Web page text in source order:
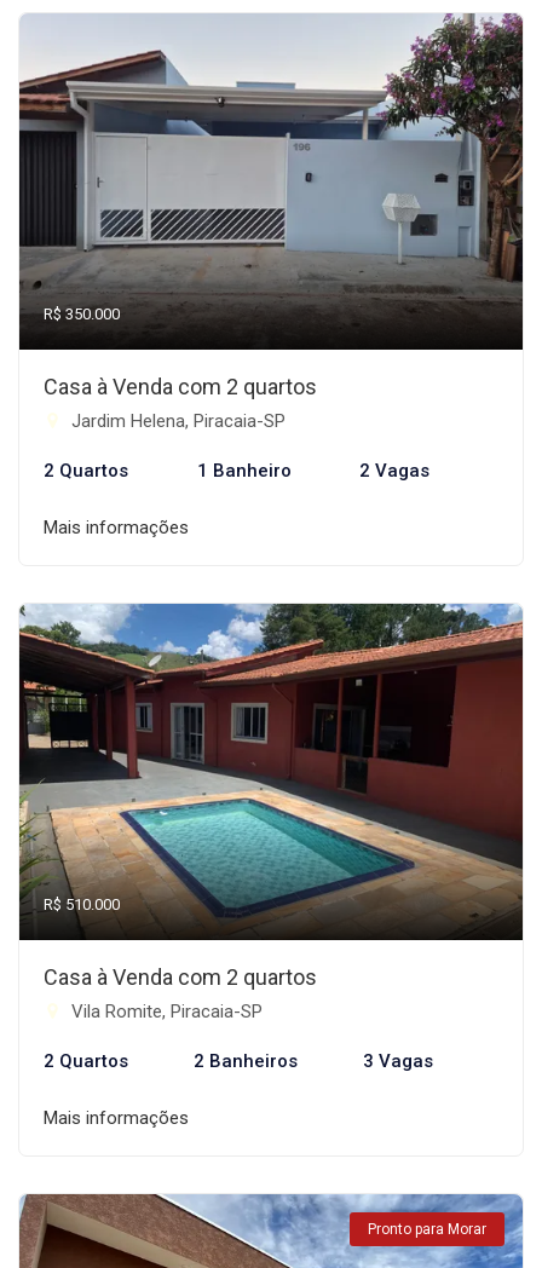
R$ 350.000
Casa à Venda com 2 quartos
Jardim Helena, Piracaia-SP
2 Quartos 1 Banheiro 2 Vagas
Mais informações
R$ 510.000
Casa à Venda com 2 quartos
Vila Romite, Piracaia-SP
2 Quartos 2 Banheiros 3 Vagas
Mais informações
Pronto para Morar